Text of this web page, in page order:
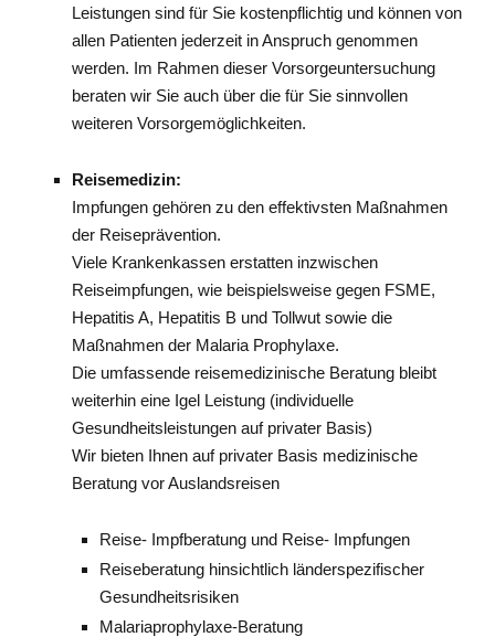
Leistungen sind für Sie kostenpflichtig und können von
allen Patienten jederzeit in Anspruch genommen
werden. Im Rahmen dieser Vorsorgeuntersuchung
beraten wir Sie auch über die für Sie sinnvollen
weiteren Vorsorgemöglichkeiten.
Reisemedizin:
Impfungen gehören zu den effektivsten Maßnahmen
der Reiseprävention.
Viele Krankenkassen erstatten inzwischen
Reiseimpfungen, wie beispielsweise gegen FSME,
Hepatitis A, Hepatitis B und Tollwut sowie die
Maßnahmen der Malaria Prophylaxe.
Die umfassende reisemedizinische Beratung bleibt
weiterhin eine Igel Leistung (individuelle
Gesundheitsleistungen auf privater Basis)
Wir bieten Ihnen auf privater Basis medizinische
Beratung vor Auslandsreisen
Reise- Impfberatung und Reise- Impfungen
Reiseberatung hinsichtlich länderspezifischer
Gesundheitsrisiken
Malariaprophylaxe-Beratung